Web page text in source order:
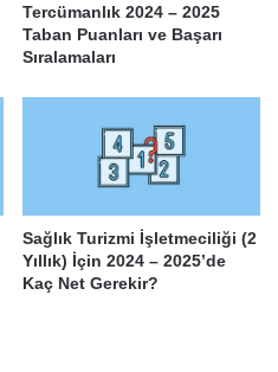
Tercümanlık 2024 – 2025
Taban Puanları ve Başarı
Sıralamaları
Sağlık Turizmi İşletmeciliği (2
Yıllık) İçin 2024 – 2025’de
Kaç Net Gerekir?